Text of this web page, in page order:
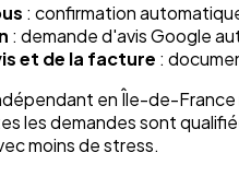
: confirmation
: demande d'avis Google
et de la facture :
en Île-de-France
les demandes sont
moins de stress.